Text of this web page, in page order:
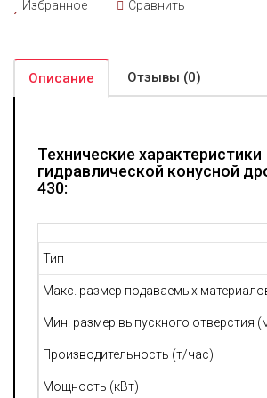
Избранное Сравнить
Описание Отзывы (0)
Технические характеристики
гидравлической конусной
430:
Тип
Макс. размер подаваемых
Мин. размер выпускного отверстия
Производительность (т/час)
Мощность (кВт)